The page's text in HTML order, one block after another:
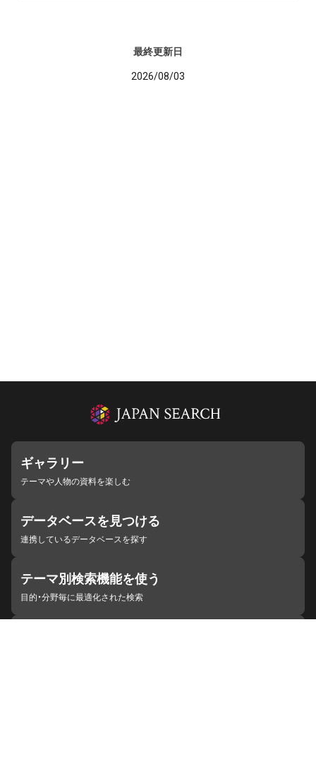
最終更新日
2026/08/03
ギャラリー
テーマや人物の資料を楽しむ
データベースを見つける
連携しているデータベースを探す
テーマ別検索機能を使う
目的・分野毎に最適化された検索